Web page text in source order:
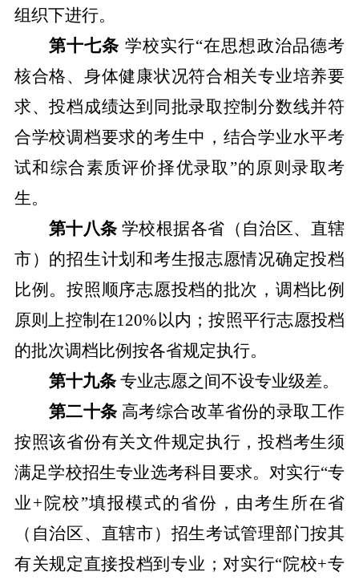
组织下进行。
第十七条 学校实行“在思想政治品德考
核合格、身体健康状况符合相关专业培养要
求、投档成绩达到同批录取控制分数线并符
合学校调档要求的考生中，结合学业水平考
试和综合素质评价择优录取 ”的原则录取考
生。
第十八条学校根据各省（自治区、直辖
市）的招生计划和考生报志愿情况确定投档
比例。按照顺序志愿投档的批次，调档比例
原则上控制在120% 以内；按照平行志愿投档
的批次调档比例按各省规定执行。
第十九条 专业志愿之间不设专业级差。
第二十条 高考综合改革省份的录取工作
按照该省份有关文件规定执行，投档考生须
满足学校招生专业选考科目要求。对实行“专
业+ 院校”填报模式的省份，由考生所在省
（自治区、直辖市）招生考试管理部门按其
有关规定直接投档到专业；对实行“院校+专